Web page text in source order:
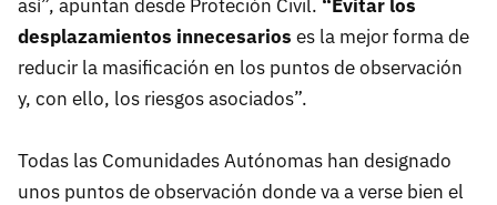
así”, apuntan desde Proteción Civil. “Evitar los
desplazamientos innecesarios es la mejor forma de
reducir la masificación en los puntos de observación
y, con ello, los riesgos asociados”.
Todas las Comunidades Autónomas han designado
unos puntos de observación donde va a verse bien el